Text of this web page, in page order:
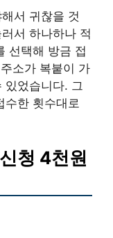
서 귀찮을 것
서 하나하나 적
선택해 방금 접
소가 복붙이 가
있었습니다. 그
수한 횟수대로
청 4천원